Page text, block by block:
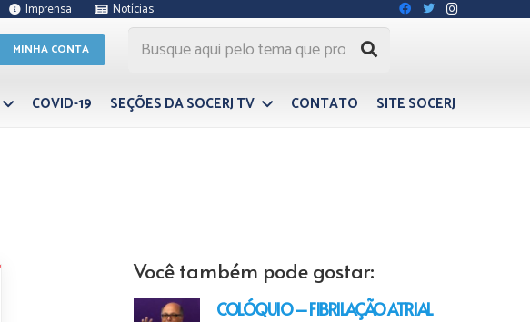
Imprensa Notícias
MINHA CONTA
COVID-19 SEÇÕES DA SOCERJ TV CONTATO SITE SOCERJ
Você também pode gostar:
COLÓQUIO – FIBRILAÇÃO ATRIAL